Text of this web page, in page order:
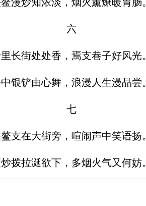
六
长街处处香，焉支巷子好风光。
银铲由心舞，浪漫人生漫品尝。
七
支在大街旁，喧闹声中笑语扬。
拨拉涎欲下，多烟火气又何妨。